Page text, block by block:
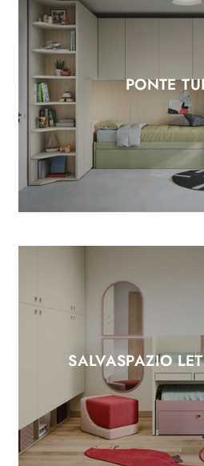
PONTE
SALVASPAZIO